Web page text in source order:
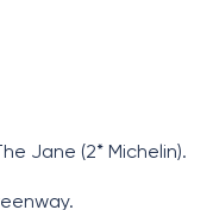
Jane (2* Michelin).